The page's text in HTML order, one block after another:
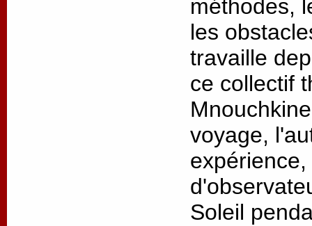
méthodes,
les
travaille
ce collectif
voyage,
Soleil